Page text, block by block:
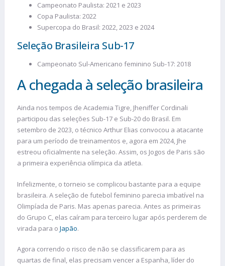
Campeonato Paulista: 2021 e 2023
Copa Paulista: 2022
Supercopa do Brasil: 2022, 2023 e 2024
Seleção Brasileira Sub-17
Campeonato Sul-Americano feminino Sub-17: 2018
A chegada à seleção brasileira
Ainda nos tempos de Academia Tigre, Jheniffer Cordinali
participou das seleções Sub-17 e Sub-20 do Brasil. Em
setembro de 2023, o técnico Arthur Elias convocou a atacante
para um período de treinamentos e, agora em 2024, Jhe
estreou oficialmente na seleção. Assim, os Jogos de Paris são
a primeira experiência olímpica da atleta.
Infelizmente, o torneio se complicou bastante para a equipe
brasileira. A seleção de futebol feminino parecia imbatível na
Olimpíada de Paris. Mas apenas parecia. Antes as primeiras
do Grupo C, elas caíram para terceiro lugar após perderem de
virada para o Japão.
Agora correndo o risco de não se classificarem para as
quartas de final, elas precisam vencer a Espanha, líder do